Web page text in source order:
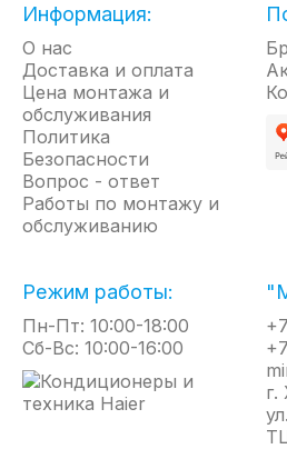
Энергоэффективность класса
Встроенный Wi-Fi модуль;
LTC-фильтр*;
4D AUTO AIR;
Хладагент R32;
MIRAGE-дисплей;
Таймер на включение и
Отключение дисплея
Dimmer;
Защитная накладка на
Авторестарт, самодиагностика;
Удобная индикация режима
Информация:
О нас
Доставка и оплата
Цена монтажа и
обслуживания
Политика
Безопасности
Вопрос - ответ
Работы по монтажу и
обслуживанию
Режим работы:
Пн-Пт: 10:00-18:00
Сб-Вс: 10:00-16:00
г.